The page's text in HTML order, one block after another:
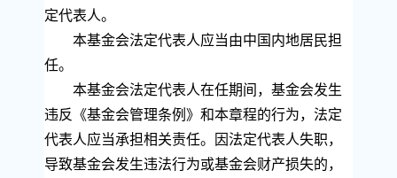
定代表人。
本基金会法定代表人应当由中国内地居民担
任。
本基金会法定代表人在任期间，基金会发生
违反《基金会管理条例》和本章程的行为，法定
代表人应当承担相关责任。因法定代表人失职，
导致基金会发生违法行为或基金会财产损失的，